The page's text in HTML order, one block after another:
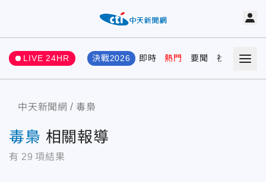
LIVE 24HR 決戰2026 即時 熱門 要聞 社會 娛樂
中天新聞網 毒梟
毒梟 相關報導
有 29 項結果